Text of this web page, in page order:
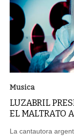
Musica
LUZABRIL
EL MALTRATO
La cantautora